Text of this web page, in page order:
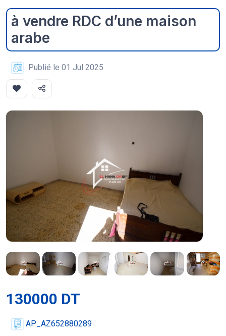
à vendre RDC d’une maison
arabe
Publié le 01 Jul 2025
130000 DT
AP_AZ652880289